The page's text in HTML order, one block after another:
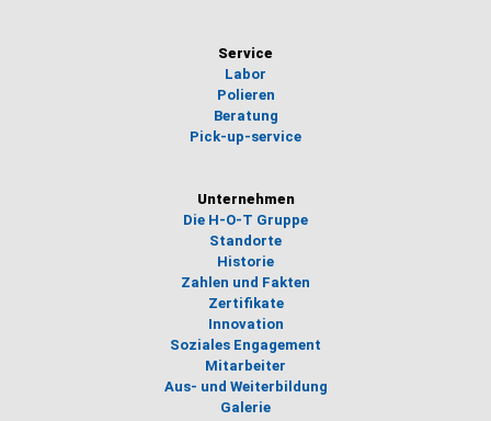
Service
Labor
Polieren
Beratung
Pick-up-service
Unternehmen
Die H-O-T Gruppe
Standorte
Historie
Zahlen und Fakten
Zertifikate
Innovation
Soziales Engagement
Mitarbeiter
Aus- und Weiterbildung
Galerie